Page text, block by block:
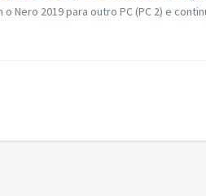
2019 para outro PC (PC 2) e